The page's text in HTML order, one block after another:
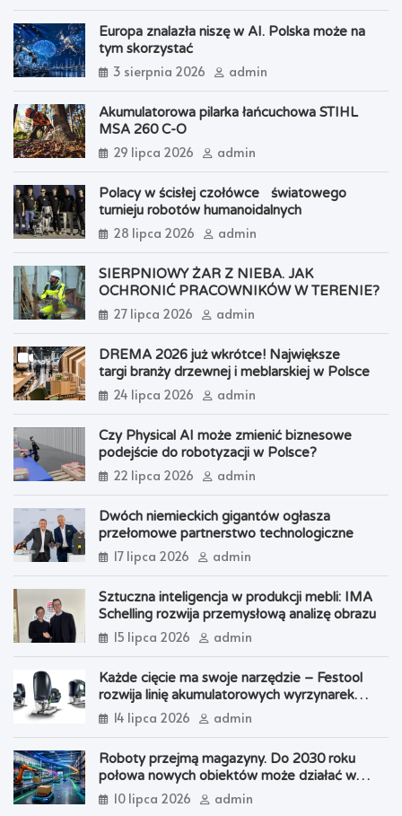
Europa znalazła niszę w AI. Polska może na
tym skorzystać
3 sierpnia 2026 admin
Akumulatorowa pilarka łańcuchowa STIHL
MSA 260 C-O
29 lipca 2026 admin
Polacy w ścisłej czołówce światowego
turnieju robotów humanoidalnych
28 lipca 2026 admin
SIERPNIOWY ŻAR Z NIEBA. JAK
OCHRONIĆ PRACOWNIKÓW W TERENIE?
27 lipca 2026 admin
DREMA 2026 już wkrótce! Największe
targi branży drzewnej i meblarskiej w Polsce
24 lipca 2026 admin
Czy Physical AI może zmienić biznesowe
podejście do robotyzacji w Polsce?
22 lipca 2026 admin
Dwóch niemieckich gigantów ogłasza
przełomowe partnerstwo technologiczne
17 lipca 2026 admin
Sztuczna inteligencja w produkcji mebli: IMA
Schelling rozwija przemysłową analizę obrazu
15 lipca 2026 admin
Każde cięcie ma swoje narzędzie – Festool
rozwija linię akumulatorowych wyrzynarek
oscylacyjnych
14 lipca 2026 admin
Roboty przejmą magazyny. Do 2030 roku
połowa nowych obiektów może działać w
modelu „robot-centric”
10 lipca 2026 admin